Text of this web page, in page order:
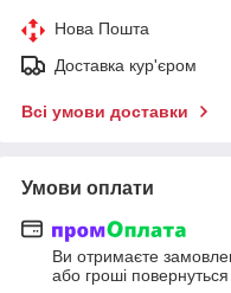
Нова Пошта
Доставка кур'єром
Всі умови доставки
Умови оплати
Ви отримаєте
або гроші